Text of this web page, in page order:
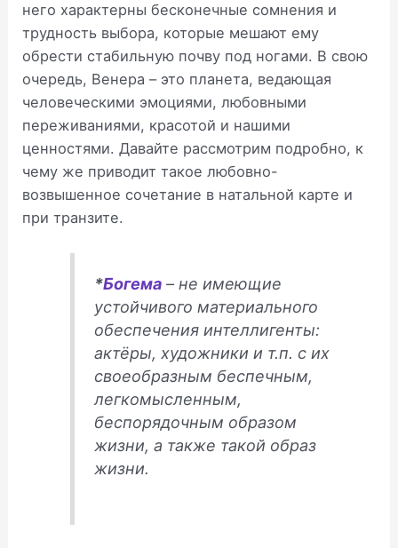
него характерны бесконечные сомнения и
трудность выбора, которые мешают ему
обрести стабильную почву под ногами. В свою
очередь, Венера – это планета, ведающая
человеческими эмоциями, любовными
переживаниями, красотой и нашими
ценностями. Давайте рассмотрим подробно, к
чему же приводит такое любовно-
возвышенное сочетание в натальной карте и
при транзите.
*Богема – не имеющие
устойчивого материального
обеспечения интеллигенты:
актёры, художники и т.п. с их
своеобразным беспечным,
легкомысленным,
беспорядочным образом
жизни, а также такой образ
жизни.